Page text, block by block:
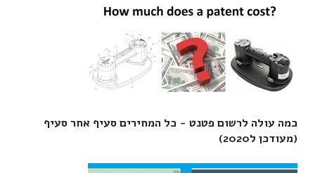
כמה עולה לרשום פטנט - כל המחירים סעיף אחר סעיף
(מעודכן ל2020)‎